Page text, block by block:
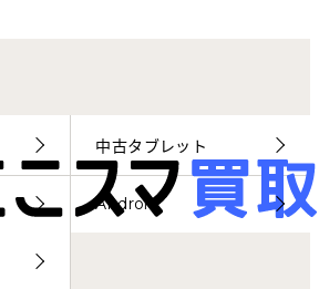
中古タブレット
Android